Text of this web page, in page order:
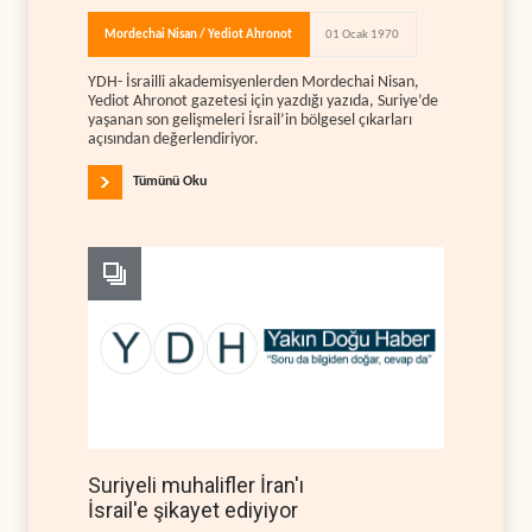
Mordechai Nisan / Yediot Ahronot 01 Ocak 1970
YDH- İsrailli akademisyenlerden Mordechai Nisan,
Yediot Ahronot gazetesi için yazdığı yazıda, Suriye’de
yaşanan son gelişmeleri İsrail’in bölgesel çıkarları
açısından değerlendiriyor.
Tümünü Oku
Suriyeli muhalifler İran'ı
İsrail'e şikayet ediyiyor